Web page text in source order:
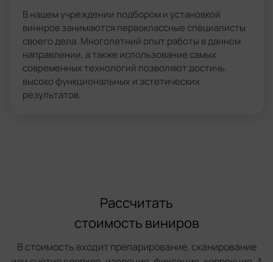
В нашем учреждении подбором и установкой
виниров занимаются первоклассные специалисты
своего дела. Многолетний опыт работы в данном
направлении, а также использование самых
современных технологий позволяют достичь
высоко функциональных и эстетических
результатов.
Рассчитать
стоимость виниров
В стоимость входит препарирование, сканирование